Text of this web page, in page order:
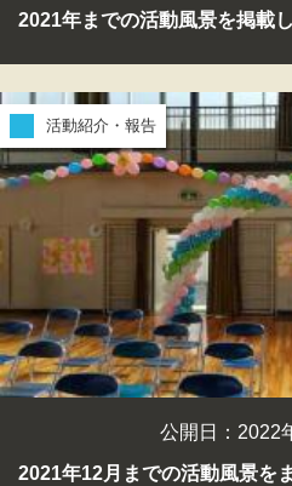
2021年までの活動風景を掲載し
活動紹介・報告
公開日：2022
2021年12月までの活動風景を